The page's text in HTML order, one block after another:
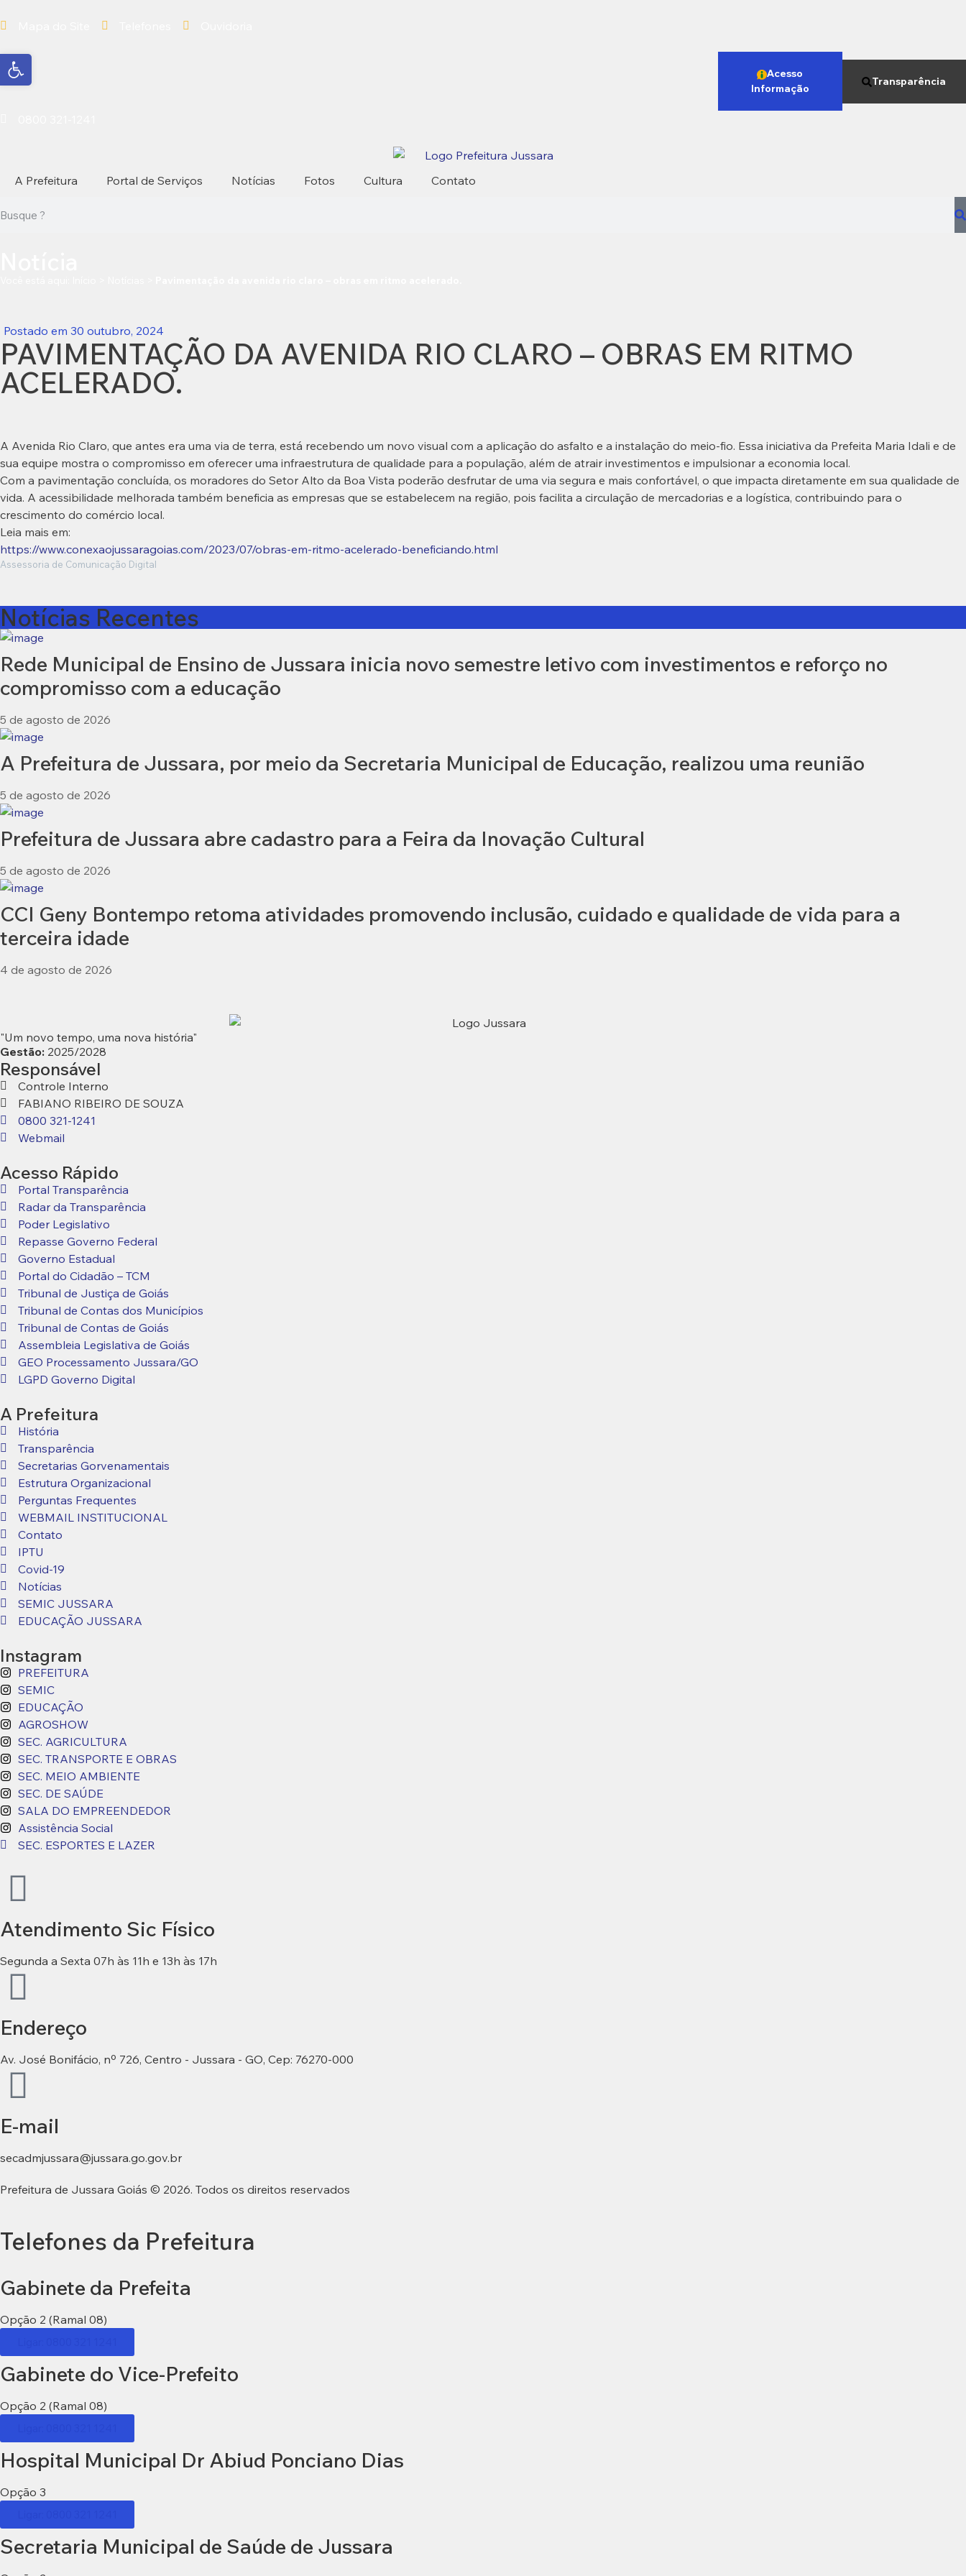
Acesso
Informação
Transparência
A Prefeitura Portal de Serviços Notícias Fotos Cultura Contato
Postado em 30 outubro, 2024
PAVIMENTAÇÃO DA AVENIDA RIO CLARO – OBRAS EM RITMO
ACELERADO.
A Avenida Rio Claro, que antes era uma via de terra, está recebendo um novo visual com a aplicação do asfalto e a instalação do meio-fio. Essa iniciativa da Prefeita Maria Idali e de
sua equipe mostra o compromisso em oferecer uma infraestrutura de qualidade para a população, além de atrair investimentos e impulsionar a economia local.
Com a pavimentação concluída, os moradores do Setor Alto da Boa Vista poderão desfrutar de uma via segura e mais confortável, o que impacta diretamente em sua qualidade de
vida. A acessibilidade melhorada também beneficia as empresas que se estabelecem na região, pois facilita a circulação de mercadorias e a logística, contribuindo para o
crescimento do comércio local.
Leia mais em:
https://www.conexaojussaragoias.com/2023/07/obras-em-ritmo-acelerado-beneficiando.html
Assessoria de Comunicação Digital
Notícias Recentes
Rede Municipal de Ensino de Jussara inicia novo semestre letivo com investimentos e reforço no
compromisso com a educação
5 de agosto de 2026
A Prefeitura de Jussara, por meio da Secretaria Municipal de Educação, realizou uma reunião
5 de agosto de 2026
Prefeitura de Jussara abre cadastro para a Feira da Inovação Cultural
5 de agosto de 2026
CCI Geny Bontempo retoma atividades promovendo inclusão, cuidado e qualidade de vida para a
terceira idade
4 de agosto de 2026
"Um novo tempo, uma nova história"
Gestão: 2025/2028
Responsável
Controle Interno
FABIANO RIBEIRO DE SOUZA
0800 321-1241
Webmail
Acesso Rápido
Portal Transparência
Radar da Transparência
Poder Legislativo
Repasse Governo Federal
Governo Estadual
Portal do Cidadão – TCM
Tribunal de Justiça de Goiás
Tribunal de Contas dos Municípios
Tribunal de Contas de Goiás
Assembleia Legislativa de Goiás
GEO Processamento Jussara/GO
LGPD Governo Digital
A Prefeitura
História
Transparência
Secretarias Gorvenamentais
Estrutura Organizacional
Perguntas Frequentes
WEBMAIL INSTITUCIONAL
Contato
IPTU
Covid-19
Notícias
SEMIC JUSSARA
EDUCAÇÃO JUSSARA
Instagram
PREFEITURA
SEMIC
EDUCAÇÃO
AGROSHOW
SEC. AGRICULTURA
SEC. TRANSPORTE E OBRAS
SEC. MEIO AMBIENTE
SEC. DE SAÚDE
SALA DO EMPREENDEDOR
Assistência Social
SEC. ESPORTES E LAZER
Atendimento Sic Físico
Segunda a Sexta 07h às 11h e 13h às 17h
Endereço
Av. José Bonifácio, nº 726, Centro - Jussara - GO, Cep: 76270-000
E-mail
secadmjussara@jussara.go.gov.br
Prefeitura de Jussara Goiás © 2026. Todos os direitos reservados
Telefones da Prefeitura
Gabinete da Prefeita
Opção 2 (Ramal 08)
Gabinete do Vice-Prefeito
Opção 2 (Ramal 08)
Hospital Municipal Dr Abiud Ponciano Dias
Opção 3
Secretaria Municipal de Saúde de Jussara
Abrir a barra de ferramentas